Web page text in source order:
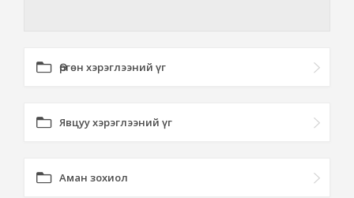
Өргөн хэрэглээний үг
Явцуу хэрэглээний үг
Аман зохиол